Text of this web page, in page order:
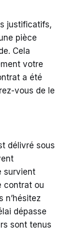
justificatifs,
pièce
Cela
votre
a été
vous de le
délivré sous
survient
contrat ou
n’hésitez
dépasse
sont tenus